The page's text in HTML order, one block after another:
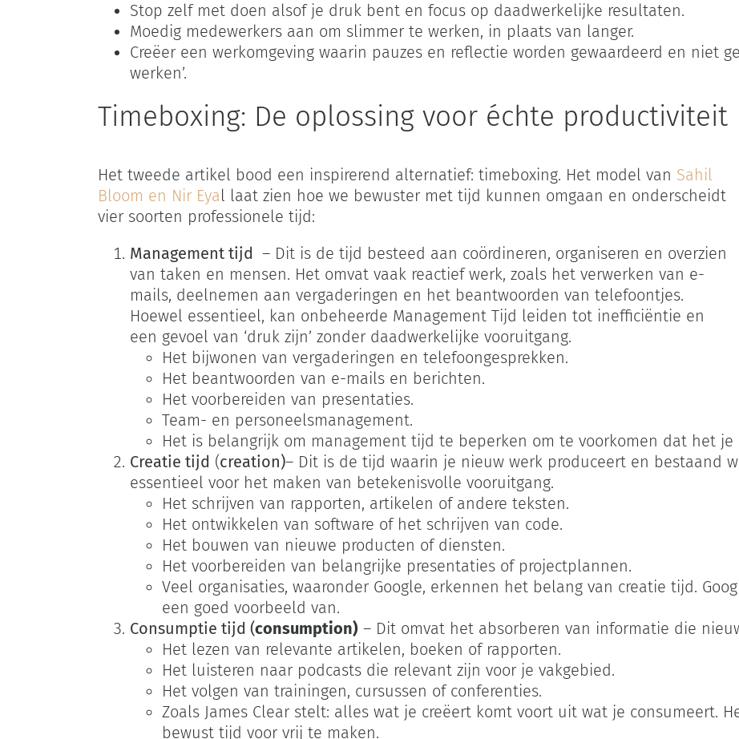
Stop zelf met doen alsof je druk bent en focus op daadwerkelijke resultaten.
Moedig medewerkers aan om slimmer te werken, in plaats van langer.
Creëer een werkomgeving waarin pauzes en reflectie worden gewaardeerd en niet
werken’.
Timeboxing: De oplossing voor échte productiviteit
Het tweede artikel bood een inspirerend alternatief: timeboxing. Het model van Sahil
Bloom en Nir Eyal laat zien hoe we bewuster met tijd kunnen omgaan en onderscheidt
vier soorten professionele tijd:
Management tijd – Dit is de tijd besteed aan coördineren, organiseren en overzien
van taken en mensen. Het omvat vaak reactief werk, zoals het verwerken van e-
mails, deelnemen aan vergaderingen en het beantwoorden van telefoontjes.
Hoewel essentieel, kan onbeheerde Management Tijd leiden tot inefficiëntie en
een gevoel van ‘druk zijn’ zonder daadwerkelijke vooruitgang.
Het bijwonen van vergaderingen en telefoongesprekken.
Het beantwoorden van e-mails en berichten.
Het voorbereiden van presentaties.
Team- en personeelsmanagement.
Het is belangrijk om management tijd te beperken om te voorkomen dat het je
Creatie tijd (creation)– Dit is de tijd waarin je nieuw werk produceert en bestaand
essentieel voor het maken van betekenisvolle vooruitgang.
Het schrijven van rapporten, artikelen of andere teksten.
Het ontwikkelen van software of het schrijven van code.
Het bouwen van nieuwe producten of diensten.
Het voorbereiden van belangrijke presentaties of projectplannen.
Veel organisaties, waaronder Google, erkennen het belang van creatie tijd.
een goed voorbeeld van.
Consumptie tijd (consumption) – Dit omvat het absorberen van informatie die
Het lezen van relevante artikelen, boeken of rapporten.
Het luisteren naar podcasts die relevant zijn voor je vakgebied.
Het volgen van trainingen, cursussen of conferenties.
Zoals James Clear stelt: alles wat je creëert komt voort uit wat je consumeert.
bewust tijd voor vrij te maken.